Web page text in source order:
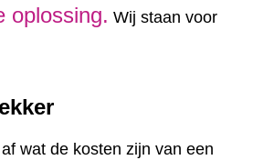
oplossing. Wij staan voor
wat de kosten zijn van een